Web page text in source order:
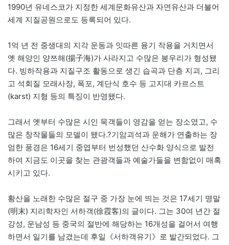
1990년 유네스코가 지정한 세계문화유산과 자연유산과 더불어
세계 지질공원으로도 등록되어 있다.
1억 년 전 중생대의 지각 운동과 잇따른 융기 작용을 거치면서
옛 해양인 양쯔해(揚子海)가 사라지고 수많은 봉우리가 형성됐
다. 빙하작용과 지질구조 활동으로 생긴 습곡과 단층 지괴, 그리
고 석회질 모래사장, 폭포, 계단식 호수 등 고지대 카르스트
(karst) 지형 등의 특징이 반영됐다.
그래서 옛부터 수많은 시인 묵객들이 영감을 얻는 장소였고, 수
많은 창작물들의 모델이 됐다.?기암괴석과 운해가 연출하는 장
엄한 풍경은 16세기 중엽부터 번성했던 산수화 양식으로 발전
하여 지금도 이곳을 찾는 관광객들과 예술가들을 변함없이 매혹
시키고 있다.
황산을 노래한 수많은 절구 중 가장 눈에 띄는 것은 17세기 명말
(明末) 지리학자인 서하객(徐霞客)의 글이다. 그는 30여 년간 절
강성, 운남성 등 중국의 절반에 해당하는 16개성을 걸어서 여행
하면서 일기를 남겼는데 후일《서하객유기》로 발간되었다. 그